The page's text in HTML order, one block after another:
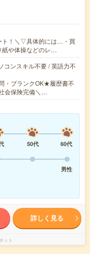
ト！＼▽具体的には…・買
紙や体操などのレ…
コンスキル不要 / 英語力不
・ブランクOK★履歴書不
会保険完備＼…
50代
60代
男性
詳しく見る
ット